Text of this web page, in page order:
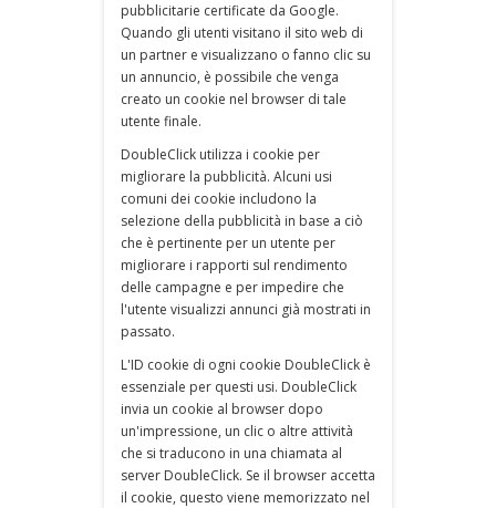
pubblicitarie certificate da Google.
Quando gli utenti visitano il sito web di
un partner e visualizzano o fanno clic su
un annuncio, è possibile che venga
creato un cookie nel browser di tale
utente finale.
DoubleClick utilizza i cookie per
migliorare la pubblicità. Alcuni usi
comuni dei cookie includono la
selezione della pubblicità in base a ciò
che è pertinente per un utente per
migliorare i rapporti sul rendimento
delle campagne e per impedire che
l'utente visualizzi annunci già mostrati in
passato.
L'ID cookie di ogni cookie DoubleClick è
essenziale per questi usi. DoubleClick
invia un cookie al browser dopo
un'impressione, un clic o altre attività
che si traducono in una chiamata al
server DoubleClick. Se il browser accetta
il cookie, questo viene memorizzato nel